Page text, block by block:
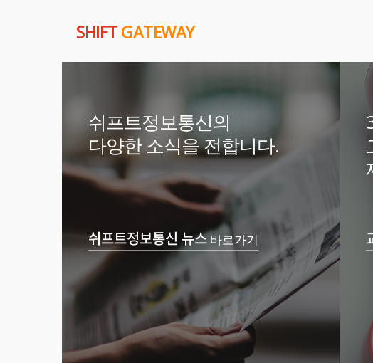
SHIFTGATEWAY
쉬프트정보통신의
다양한 소식을 전합니다.
쉬프트정보통신 뉴스 바로가기